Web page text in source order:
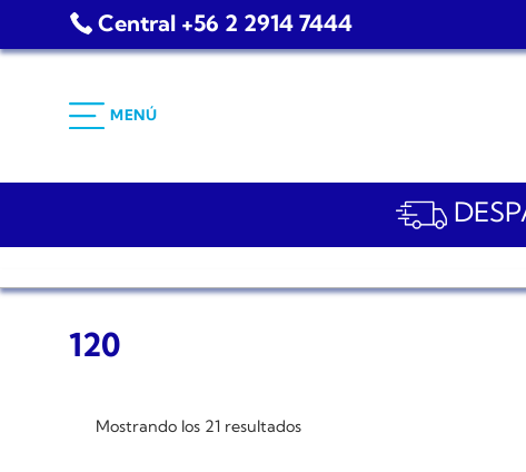
Central +56 2 2914 7444
MENÚ
120
Mostrando los 21 resultados